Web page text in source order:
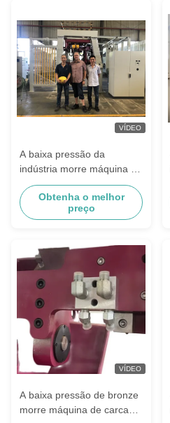
VÍDEO
A baixa pressão da
indústria morre máquina de
carcaça para o cobre e o
cobre - ligas baseadas
Obtenha o melhor
preço
VÍDEO
A baixa pressão de bronze
morre máquina de carcaça